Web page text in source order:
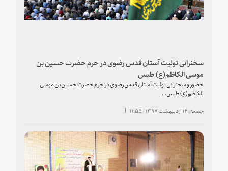
سخنرانی تولیت آستان قدس رضوی در حرم حضرت حسین بن
موسی الکاظم(ع) طبس
حضور و سخنرانی تولیت آستان قدس رضوی در حرم حضرت حسین بن موسی
الکاظم(ع) طبس...
جمعه، ۱۴ اردیبهشت ۱۳۹۷ - ۱۱:۵۵